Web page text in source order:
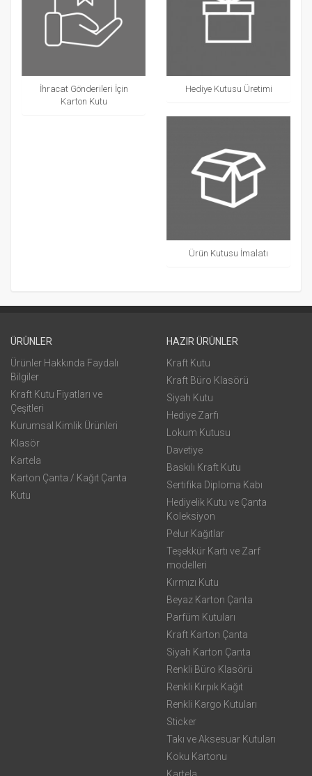
İhracat Gönderileri İçin
Karton Kutu
Hediye Kutusu Üretimi
Ürün Kutusu İmalatı
ÜRÜNLER
Ürünler Hakkında Faydalı
Bilgiler
Kraft Kutu Fiyatları ve
Çeşitleri
Kurumsal Kimlik Ürünleri
Klasör
Kartela
Karton Çanta / Kağıt Çanta
Kutu
HAZIR ÜRÜNLER
Kraft Kutu
Kraft Büro Klasörü
Siyah Kutu
Hediye Zarfı
Lokum Kutusu
Davetiye
Baskılı Kraft Kutu
Sertifika Diploma Kabı
Hediyelik Kutu ve Çanta
Koleksiyon
Pelur Kağıtlar
Teşekkür Kartı ve Zarf
modelleri
Kırmızı Kutu
Beyaz Karton Çanta
Parfüm Kutuları
Kraft Karton Çanta
Siyah Karton Çanta
Renkli Büro Klasörü
Renkli Kırpık Kağıt
Renkli Kargo Kutuları
Sticker
Takı ve Aksesuar Kutuları
Koku Kartonu
Kartela